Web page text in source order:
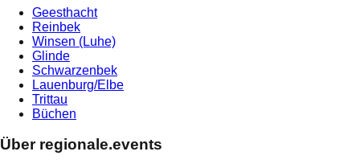
Geesthacht
Reinbek
Winsen (Luhe)
Glinde
Schwarzenbek
Lauenburg/Elbe
Trittau
Büchen
Über regionale.events